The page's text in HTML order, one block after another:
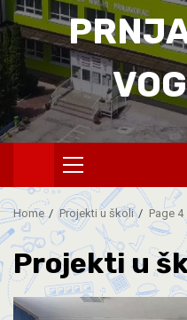
Home Projekti u školi Page 4
Projekti u